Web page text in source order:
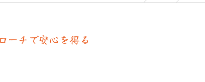
ーチで安心を得る